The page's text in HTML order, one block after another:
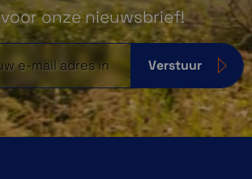
onze nieuwsbrief!
Verstuur